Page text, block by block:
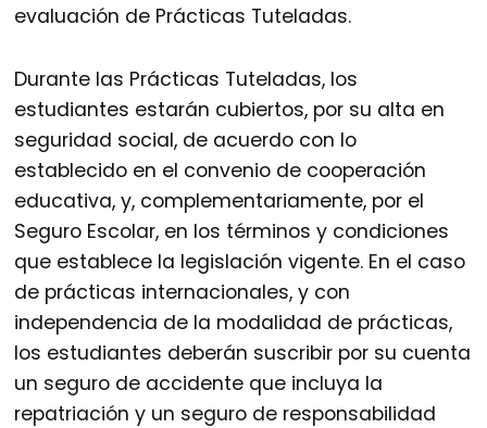
evaluación de Prácticas Tuteladas.
Durante las Prácticas Tuteladas, los
estudiantes estarán cubiertos, por su alta en
seguridad social, de acuerdo con lo
establecido en el convenio de cooperación
educativa, y, complementariamente, por el
Seguro Escolar, en los términos y condiciones
que establece la legislación vigente. En el caso
de prácticas internacionales, y con
independencia de la modalidad de prácticas,
los estudiantes deberán suscribir por su cuenta
un seguro de accidente que incluya la
repatriación y un seguro de responsabilidad